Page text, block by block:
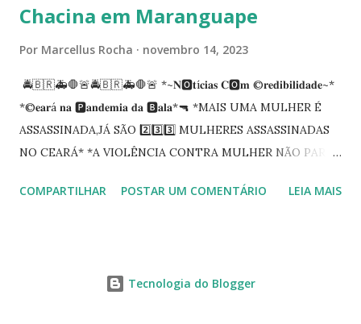
enquanto atuaram nesta instituição.
Chacina em Maranguape
Por Marcellus Rocha novembro 14, 2023
🚔🇧🇷🚑🛑🚨🚔🇧🇷🚑🛑🚨 *~𝐍🅾️𝐭í𝐜𝐢𝐚𝐬 𝐂🅾️𝐦 ©️𝐫𝐞𝐝𝐢𝐛𝐢𝐥𝐢𝐝𝐚𝐝𝐞~*
*©️𝐞𝐚𝐫á 𝐧𝐚 🅿️𝐚𝐧𝐝𝐞𝐦𝐢𝐚 𝐝𝐚 🅱️𝐚𝐥𝐚*🔫 *MAIS UMA MULHER É
ASSASSINADA,JÁ SÃO 2️⃣3️⃣3️⃣ MULHERES ASSASSINADAS
NO CEARÁ* *A VIOLÊNCIA CONTRA MULHER NÃO PARA
informações quarto pessoas foram executadas no Distrito
Tbm Amanari. Estavam em uma casa, onde foi invadida e
COMPARTILHAR POSTAR UM COMENTÁRIO LEIA MAIS
Tecnologia do Blogger